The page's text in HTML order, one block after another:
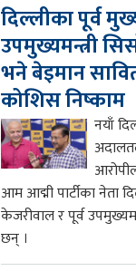
दिल्लीका पूर्व
उपमुख्यमन्त्री
भने बेइमान
कोशिस निष्काम
नयाँ
आम आद्मी पार्टीका नेता
केजरीवाल र पूर्व
छन् ।